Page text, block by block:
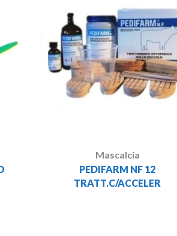
Mascalcia
PEDIFARM NF 12
TRATT.C/ACCELER